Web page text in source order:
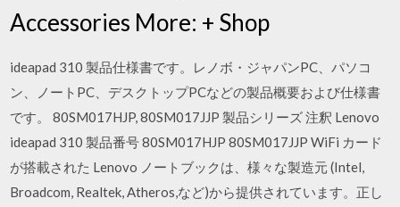
Accessories More: + Shop
ideapad 310 製品仕様書です。レノボ・ジャパンPC、パソコ
ン、ノートPC、デスクトップPCなどの製品概要および仕様書
です。 80SM017HJP, 80SM017JJP 製品シリーズ 注釈 Lenovo
ideapad 310 製品番号 80SM017HJP 80SM017JJP WiFi カード
が搭載された Lenovo ノートブックは、様々な製造元 (Intel,
Broadcom, Realtek, Atheros,など)から提供されています。正し